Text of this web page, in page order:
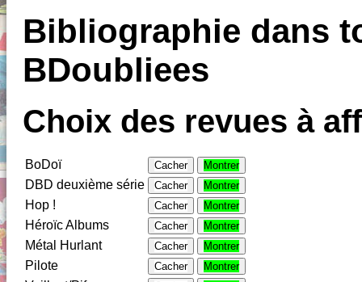
Bibliographie dans
BDoubliees
Choix des revues à
BoDoï Cacher Montrer
DBD deuxième série Cacher Montrer
Hop ! Cacher Montrer
Héroïc Albums Cacher Montrer
Métal Hurlant Cacher Montrer
Pilote Cacher Montrer